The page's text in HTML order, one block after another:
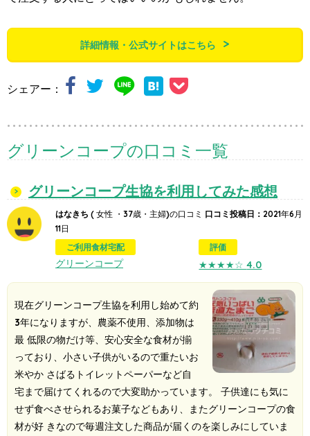
詳細情報・公式サイトはこちら
シェアー：
グリーンコープの口コミ一覧
グリーンコープ生協を利用してみた感想
はなきち ( 女性 ・37歳・主婦)の口コミ 口コミ投稿日： 2021年6月
11日
ご利用食材宅配
グリーンコープ
評価
★★★★☆4.0
現在グリーンコープ生協を利用し始めて約
3年になりますが、農薬不使用、添加物は
最 低限の物だけ等、安心安全な食材が揃
っており、小さい子供がいるので重たいお
米やか さばるトイレットペーパーなど自
宅まで届けてくれるので大変助かっています。 子供達にも気に
せず食べさせられるお菓子などもあり、またグリーンコープの食
材が好 きなので毎週注文した商品が届くのを楽しみにしていま